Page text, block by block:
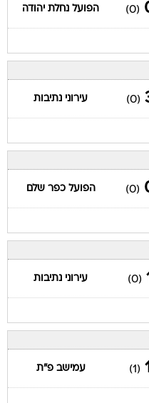
(0) הפועל נחלת יהודה
(0) עירוני נתיבות
(0) הפועל כפר שלם
(0) עירוני נתיבות
(1) עמישב פ"ת